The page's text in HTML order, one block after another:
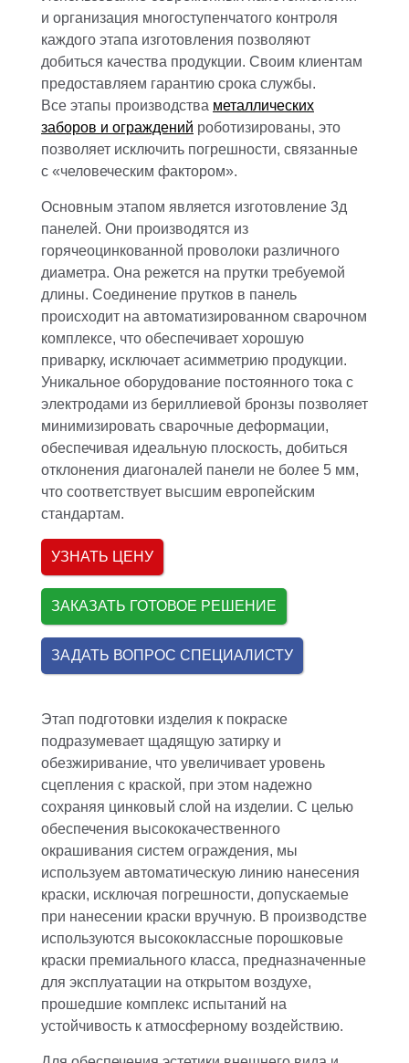
и организация многоступенчатого контроля
каждого этапа изготовления позволяют
добиться качества продукции. Своим клиентам
предоставляем гарантию срока службы.
Все этапы производства металлических
заборов и ограждений роботизированы, это
позволяет исключить погрешности, связанные
с «человеческим фактором».
Основным этапом является изготовление 3д
панелей. Они производятся из
горячеоцинкованной проволоки различного
диаметра. Она режется на прутки требуемой
длины. Соединение прутков в панель
происходит на автоматизированном сварочном
комплексе, что обеспечивает хорошую
приварку, исключает асимметрию продукции.
Уникальное оборудование постоянного тока с
электродами из бериллиевой бронзы позволяет
минимизировать сварочные деформации,
обеспечивая идеальную плоскость, добиться
отклонения диагоналей панели не более 5 мм,
что соответствует высшим европейским
стандартам.
УЗНАТЬ ЦЕНУ
ЗАКАЗАТЬ ГОТОВОЕ РЕШЕНИЕ
ЗАДАТЬ ВОПРОС СПЕЦИАЛИСТУ
Этап подготовки изделия к покраске
подразумевает щадящую затирку и
обезжиривание, что увеличивает уровень
сцепления с краской, при этом надежно
сохраняя цинковый слой на изделии. С целью
обеспечения высококачественного
окрашивания систем ограждения, мы
используем автоматическую линию нанесения
краски, исключая погрешности, допускаемые
при нанесении краски вручную. В производстве
используются высококлассные порошковые
краски премиального класса, предназначенные
для эксплуатации на открытом воздухе,
прошедшие комплекс испытаний на
устойчивость к атмосферному воздействию.